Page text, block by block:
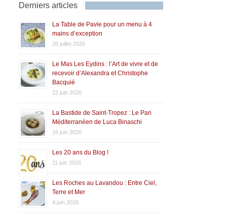
Derniers articles
La Table de Pavie pour un menu à 4
mains d’exception
20 juillet 2026
Le Mas Les Eydins : l’Art de vivre et de
recevoir d’Alexandra et Christophe
Bacquié
22 juin 2026
La Bastide de Saint-Tropez : Le Pari
Méditerranéen de Luca Binaschi
16 juin 2026
Les 20 ans du Blog !
11 juin 2026
Les Roches au Lavandou : Entre Ciel,
Terre et Mer
4 juin 2026